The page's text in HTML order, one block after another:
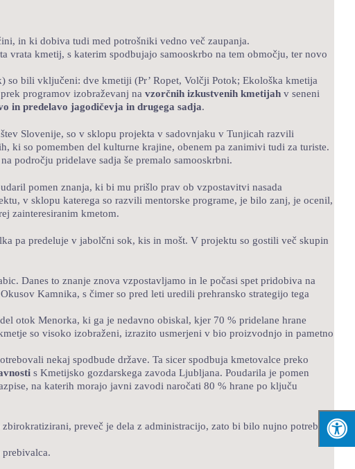
in ki dobiva tudi med potrošniki vedno več zaupanja.
kmetij, s katerim spodbujajo samooskrbo na tem območju, ter novo
bili vključeni: dve kmetiji (Pr’ Ropet, Volčji Potok; Ekološka kmetija
programov izobraževanj na vzorčnih izkustvenih kmetijah v seneni
in predelavo jagodičevja in drugega sadja.
Slovenije, so v sklopu projekta v sadovnjaku v Tunjicah razvili
ki so pomemben del kulturne krajine, obenem pa zanimivi tudi za turiste.
področju pridelave sadja še premalo samooskrbni.
pomen znanja, ki bi mu prišlo prav ob vzpostavitvi nasada
v sklopu katerega so razvili mentorske programe, je bilo zanj, je ocenil,
zainteresiranim kmetom.
pa predeluje v jabolčni sok, kis in mošt. V projektu so gostili več skupin
Danes to znanje znova vzpostavljamo in le počasi spet pridobiva na
Kamnika, s čimer so pred leti uredili prehransko strategijo tega
otok Menorka, ki ga je nedavno obiskal, kjer 70 % pridelane hrane
so visoko izobraženi, izrazito usmerjeni v bio proizvodnjo in pametno
nekaj spodbude države. Ta sicer spodbuja kmetovalce preko
s Kmetijsko gozdarskega zavoda Ljubljana. Poudarila je pomen
na katerih morajo javni zavodi naročati 80 % hrane po ključu
preveč je dela z administracijo, zato bi bilo nujno potrebno